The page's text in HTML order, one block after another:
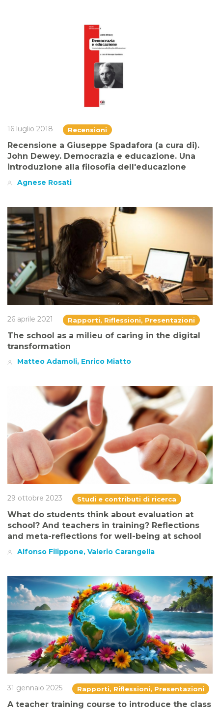
16 luglio 2018 Recensioni
Recensione a Giuseppe Spadafora (a cura di).
John Dewey. Democrazia e educazione. Una
introduzione alla filosofia dell'educazione
Agnese Rosati
26 aprile 2021 Rapporti, Riflessioni, Presentazioni
The school as a milieu of caring in the digital
transformation
Matteo Adamoli, Enrico Miatto
29 ottobre 2023 Studi e contributi di ricerca
What do students think about evaluation at
school? And teachers in training? Reflections
and meta-reflections for well-being at school
Alfonso Filippone, Valerio Carangella
31 gennaio 2025 Rapporti, Riflessioni, Presentazioni
A teacher training course to introduce the class